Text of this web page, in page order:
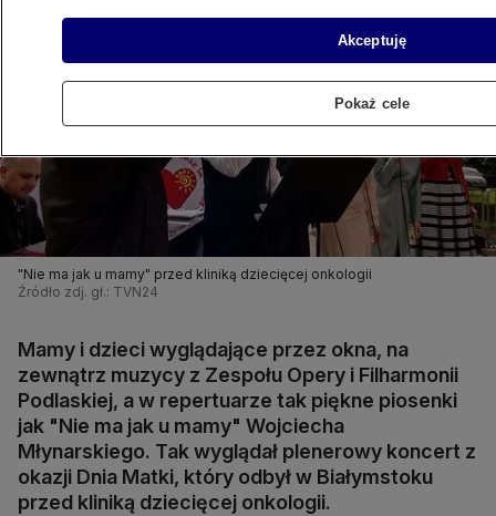
"Nie ma jak u mamy" przed kliniką dziecięcej onkologii
Źródło zdj. gł.: TVN24
Mamy i dzieci wyglądające przez okna, na
zewnątrz muzycy z Zespołu Opery i Filharmonii
Podlaskiej, a w repertuarze tak piękne piosenki
jak "Nie ma jak u mamy" Wojciecha
Młynarskiego. Tak wyglądał plenerowy koncert z
okazji Dnia Matki, który odbył w Białymstoku
przed kliniką dziecięcej onkologii.
Akceptuję
Pokaż cele